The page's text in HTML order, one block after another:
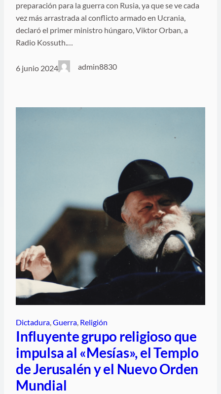
preparación para la guerra con Rusia, ya que se ve cada
vez más arrastrada al conflicto armado en Ucrania,
declaró el primer ministro húngaro, Viktor Orban, a
Radio Kossuth.…
6 junio 2024 admin8830
Dictadura, Guerra, Religión
Influyente grupo religioso que
impulsa al «Mesías», el Templo
de Jerusalén y el Nuevo Orden
Mundial